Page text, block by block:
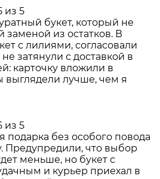
из 5
букет, который не
заменой из остатков. В
с лилиями, согласовали
затянули с доставкой в
карточку вложили в
выглядели лучше, чем я
из 5
подарка без особого повода
Предупредили, что выбор
меньше, но букет с
и курьер приехал в